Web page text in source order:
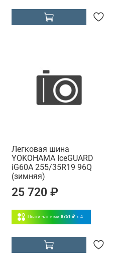
Легковая шина
YOKOHAMA IceGUARD
iG60A 255/35R19 96Q
(зимняя)
25 720 ₽
Плати частями 6751 ₽ x 4